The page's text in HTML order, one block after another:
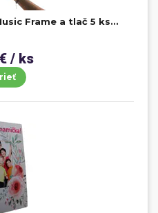
Frame a tlač 5 ks...
/ ks